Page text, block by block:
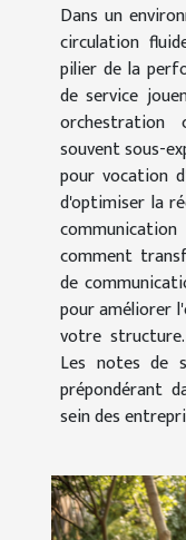
Dans un
circulation
pilier de la
de service
orchestration
souvent sous-
pour vocation
d'optimiser la
comment
de
pour améliorer
votre
Les notes de
prépondérant
sein des